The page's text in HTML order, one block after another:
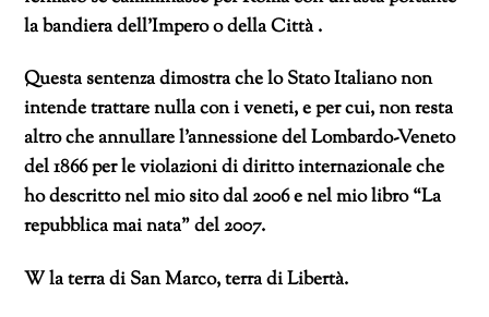
la bandiera dell’Impero o della Città .
Questa sentenza dimostra che lo Stato Italiano non
intende trattare nulla con i veneti, e per cui, non resta
altro che annullare l’annessione del Lombardo-Veneto
del 1866 per le violazioni di diritto internazionale che
ho descritto nel mio sito dal 2006 e nel mio libro “La
repubblica mai nata” del 2007.
W la terra di San Marco, terra di Libertà.